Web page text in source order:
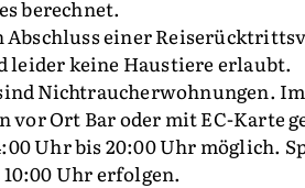
berechnet.
einer
leider keine Haustiere erlaubt.
Nichtraucherwohnungen.
vor Ort Bar oder mit EC-Karte
Uhr bis 20:00 Uhr möglich.
Uhr erfolgen.